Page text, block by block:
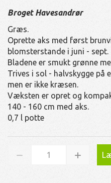
Broget Havesandrør
Græs.
Oprette aks med først
blomsterstande i juni - sept.
Bladene er smukt grønne
Trives i sol - halvskygge på
men er ikke kræsen.
Væksten er opret og
140 - 160 cm med aks.
0,7 l potte